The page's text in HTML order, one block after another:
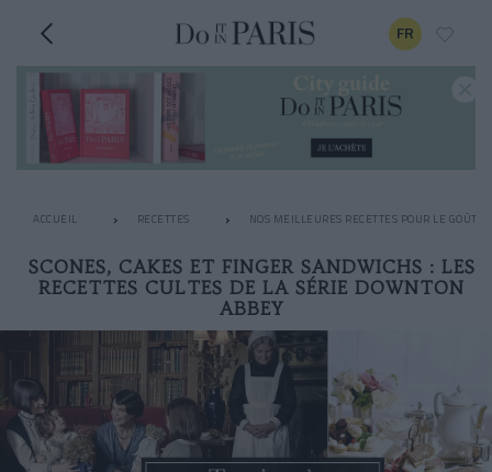
FR
ACCUEIL RECETTES NOS MEILLEURES RECETTES POUR LE GOÛTER
SCONES, CAKES ET FINGER SANDWICHS : LES
RECETTES CULTES DE LA SÉRIE DOWNTON
ABBEY